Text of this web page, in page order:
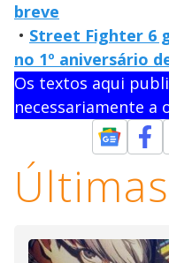
breve
• Street Fighter 6
no 1º aniversário
Os textos aqui
necessariamente a
Últimas